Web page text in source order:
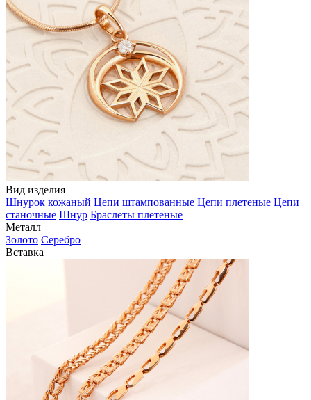
Вид изделия
Шнурок кожаный Цепи штампованные Цепи плетеные Цепи
станочные Шнур Браслеты плетеные
Металл
Золото Серебро
Вставка